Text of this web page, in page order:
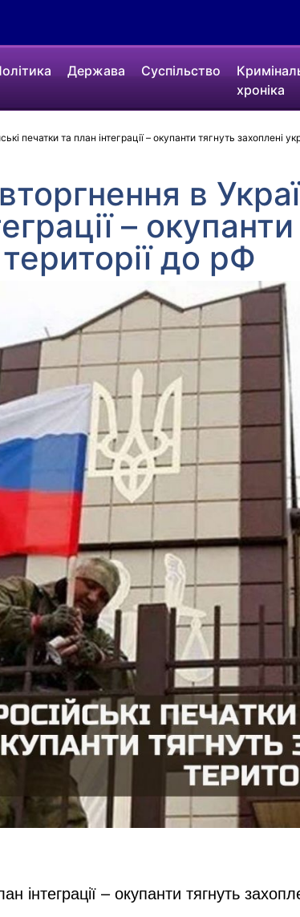
Держава Суспільство
хроніка
печатки та план інтеграції – окупанти тягнуть захоплені
в
–
території до рФ
інтеграції – окупанти тягнуть